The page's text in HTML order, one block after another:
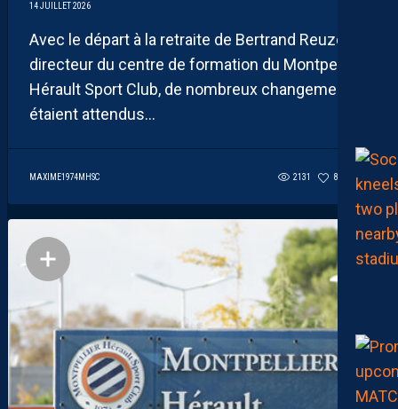
14 JUILLET 2026
Avec le départ à la retraite de Bertrand Reuzeau,
directeur du centre de formation du Montpellier
Hérault Sport Club, de nombreux changements
étaient attendus...
MAXIME1974MHSC 2131 81